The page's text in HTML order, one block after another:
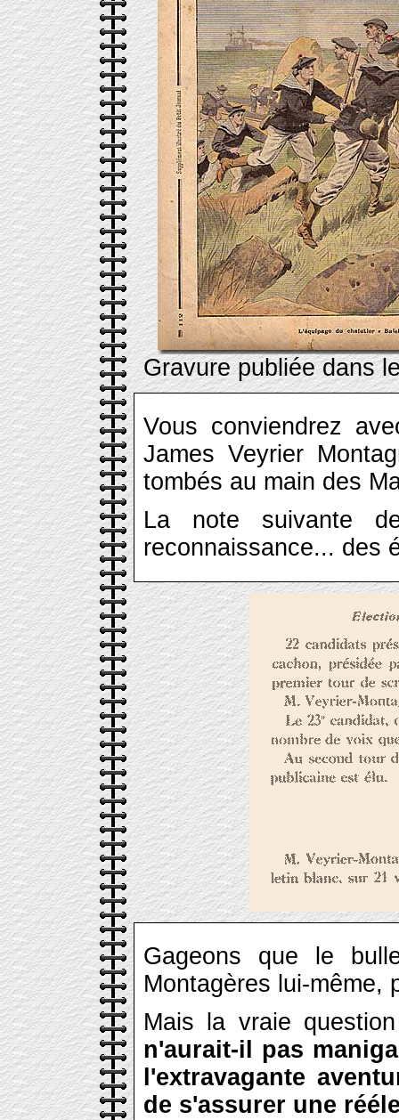
Gravure publiée dans
Vous conviendrez
James Veyrier
tombés au main des
La note suivante
reconnaissance... des
Gageons que le
Montagères lui-même,
Mais la vraie
n'aurait-il pas
l'extravagante
de s'assurer une